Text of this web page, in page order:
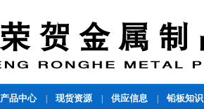
产品中心 现货资源 供应信息 铅板知识